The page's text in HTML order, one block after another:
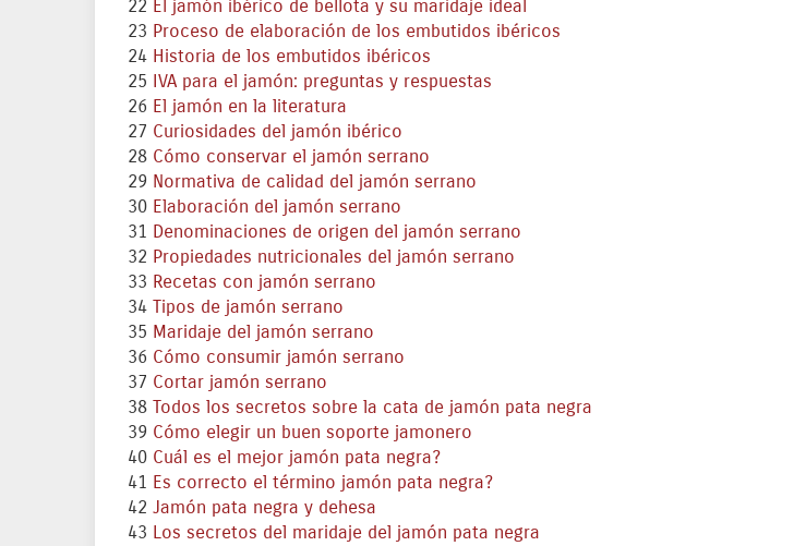
22 El jamón ibérico de bellota y su maridaje ideal
23 Proceso de elaboración de los embutidos ibéricos
24 Historia de los embutidos ibéricos
25 IVA para el jamón: preguntas y respuestas
26 El jamón en la literatura
27 Curiosidades del jamón ibérico
28 Cómo conservar el jamón serrano
29 Normativa de calidad del jamón serrano
30 Elaboración del jamón serrano
31 Denominaciones de origen del jamón serrano
32 Propiedades nutricionales del jamón serrano
33 Recetas con jamón serrano
34 Tipos de jamón serrano
35 Maridaje del jamón serrano
36 Cómo consumir jamón serrano
37 Cortar jamón serrano
38 Todos los secretos sobre la cata de jamón pata negra
39 Cómo elegir un buen soporte jamonero
40 Cuál es el mejor jamón pata negra?
41 Es correcto el término jamón pata negra?
42 Jamón pata negra y dehesa
43 Los secretos del maridaje del jamón pata negra